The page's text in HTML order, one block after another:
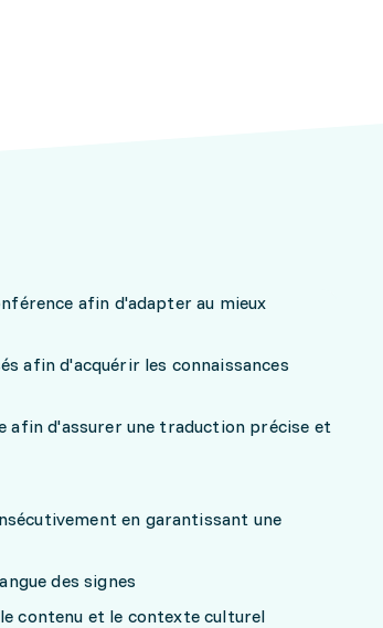
afin d'adapter au mieux
afin d'acquérir les connaissances
afin d'assurer une traduction précise et
en garantissant une
des signes
contenu et le contexte culturel